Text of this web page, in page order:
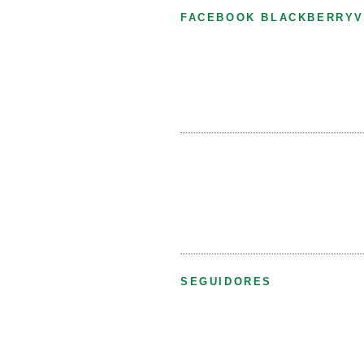
FACEBOOK
SEGUIDORES